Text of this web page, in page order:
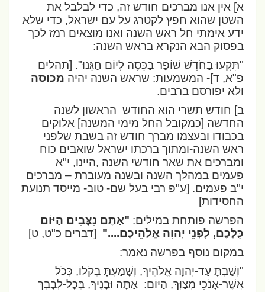
א] אין אנו מברכים חודש זה, כדי לבלבל את
השטן שהוא חפץ לקטרג על עם ישראל, כדי שלא
ידע אימתי חל ראש השנה ואנו מוצאים רמז לכך
בפסוק הבא הנקרא בראש השנה:
"תִּקְעוּ בַחֹדֶשׁ שׁוֹפָר בַּכֵּסֶה לְיוֹם חַגֵּנוּ".[תהלים
פ"א, ד]- המשמעות: שראש השנה יהיהמכוסה
ולא יפורסם ברבים.
ב] חודש תשרי הוא החודש הראשון לשנה
החדשה [כמקובל החל מימי המשנה] אלוקים
בכבודו ובעצמו מברך חודש זה בשבת שלפני
ראש השנה-ומתוך ברכתו ישראל שואבים כוח
ומברכים את שאר חודשי השנה ,היינו, י"א
פעמים במהלך השנה ובשנה מעוברת – מברכים
י"ב פעמים. [ע"פ רבי בעל שם- טוב- מייסד תנועת
החסידות]
הפרשה פותחת במילים:"אַתֶּם נִצָּבִים הַיּוֹם
כֻּלְּכֶם, לִפְנֵי יְהוָה אֱלֹהֵיכֶם...." [דברים כ"ט, ט]
במקום נוסף בפרשה נאמר:
"וְשַׁבְתָּ עַד-יְהוָה אֱלֹהֶיךָ, וְשָׁמַעְתָּ בְקֹלוֹ, כְּכֹל
אֲשֶׁר-אָנֹכִי מְצַוְּךָ, הַיּוֹם: אַתָּה וּבָנֶיךָ, בְּכָל-לְבָבְךָ